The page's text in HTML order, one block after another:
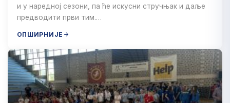
и у наредној сезони, па ће искусни стручњак и даље
предводити први тим.…
ОПШИРНИЈЕ